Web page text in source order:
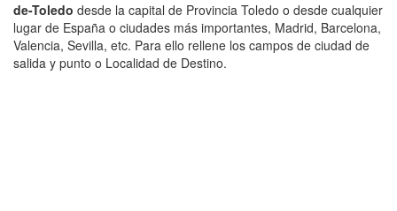
de-Toledo desde la capital de Provincia Toledo o desde cualquier
lugar de España o ciudades más importantes, Madrid, Barcelona,
Valencia, Sevilla, etc. Para ello rellene los campos de ciudad de
salida y punto o Localidad de Destino.